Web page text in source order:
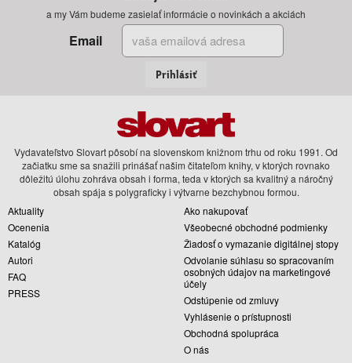
a my Vám budeme zasielať informácie o novinkách a akciách
Email
Prihlásiť
Vydavateľstvo Slovart pôsobí na slovenskom knižnom trhu od roku 1991. Od
začiatku sme sa snažili prinášať našim čitateľom knihy, v ktorých rovnako
dôležitú úlohu zohráva obsah i forma, teda v ktorých sa kvalitný a náročný
obsah spája s polygraficky i výtvarne bezchybnou formou.
Aktuality
Ocenenia
Katalóg
Autori
FAQ
PRESS
Ako nakupovať
Všeobecné obchodné podmienky
Žiadosť o vymazanie digitálnej stopy
Odvolanie súhlasu so spracovaním
osobných údajov na marketingové
účely
Odstúpenie od zmluvy
Vyhlásenie o prístupnosti
Obchodná spolupráca
O nás